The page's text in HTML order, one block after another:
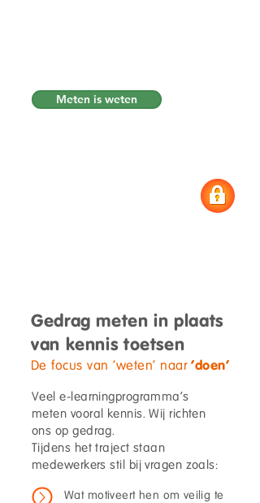
Meten is weten
Gedrag meten in plaats
van kennis toetsen
De focus van 'weten' naar'doen'
Veel e-learningprogramma’s
meten vooral kennis. Wij richten
ons op gedrag.
Tijdens het traject staan
medewerkers stil bij vragen zoals:
Wat motiveert hen om veilig te